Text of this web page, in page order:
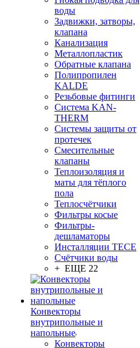
воды
Задвижки, затворы,
клапана
Канализация
Металлопластик
Обратные клапана
Полипропилен
KALDE
Резьбовые фитинги
Система KAN-
THERM
Системы защиты от
протечек
Смесительные
клапаны
Теплоизоляция и
маты для тёплого
пола
Теплосчётчики
Фильтры косые
Фильтры-
дешламаторы
Инсталляции TECE
Счётчики воды
+ ЕЩЕ 22
Конвекторы
внутрипольные и
напольные
Конвекторы